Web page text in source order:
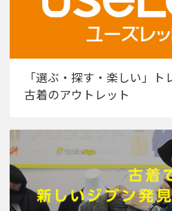
「選ぶ・探す・楽しい」
古着のアウトレット